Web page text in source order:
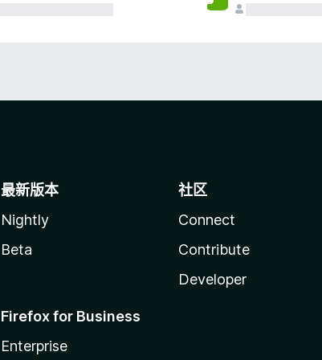
最新版本
Nightly
Beta
Firefox for Business
Enterprise
社区
Connect
Contribute
Developer